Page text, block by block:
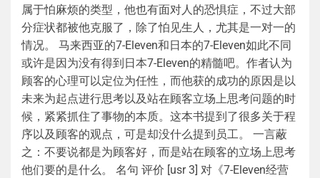
属于怕麻烦的类型，他也有面对人的恐惧症，不过大部
分症状都被他克服了，除了怕见生人，尤其是一对一的
情况。 马来西亚的7-Eleven和日本的7-Eleven如此不同
或许是因为没有得到日本7-Eleven的精髓吧。作者认为
顾客的心理可以定位为任性，而他获的成功的原因是以
未来为起点进行思考以及站在顾客立场上思考问题的时
候，紧紧抓住了事物的本质。这本书提到了很多关于程
序以及顾客的观点，可是却没什么提到员工。 一言蔽
之：不要说都是为顾客好，而是站在顾客的立场上思考
他们要的是什么。 名句 评价 [usr 3] 对《7-Eleven经营